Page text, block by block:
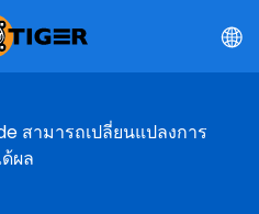
สามารถเปลี่ยนแปลงการ
ผล